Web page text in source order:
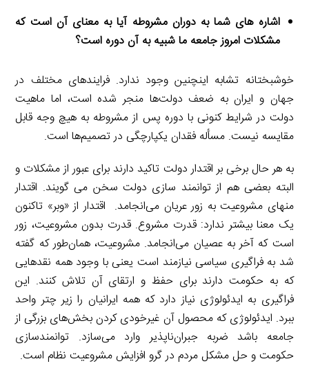
اشاره های شما به دوران مشروطه آیا به معنای آن است که
مشکلات امروز جامعه ما شبیه به آن دوره است؟
خوشبختانه تشابه اینچنین وجود ندارد. فرایندهای مختلف در
جهان و ایران به ضعف دولت‌ها منجر شده است، اما ماهیت
دولت در شرایط کنونی با دوره پس از مشروطه به هیچ وجه قابل
مقایسه نیست. مسأله فقدان یکپارچگی در تصمیم‌ها است.
به هر حال برخی بر اقتدار دولت تاکید دارند برای عبور از مشکلات و
البته بعضی هم از توانمند سازی دولت سخن می گویند. اقتدار
منهای مشروعیت به زور عریان می‌انجامد. اقتدار از «وبر» تاکنون
یک معنا بیشتر ندارد: قدرت مشروع. قدرت بدون مشروعیت، زور
است که آخر به عصیان می‌انجامد. مشروعیت، همان‌طور که گفته
شد به فراگیری سیاسی نیازمند است یعنی با وجود همه نقدهایی
که به حکومت دارند برای حفظ و ارتقای آن تلاش کنند. این
فراگیری به ایدئولوژی نیاز دارد که همه ایرانیان را زیر چتر واحد
ببرد. ایدئولوژی که محصول آن غیرخودی کردن بخش‌های بزرگی از
جامعه باشد ضربه جبران‌ناپذیر وارد می‌سازد. توانمندسازی
حکومت و حل مشکل مردم در گرو افزایش مشروعیت نظام است.